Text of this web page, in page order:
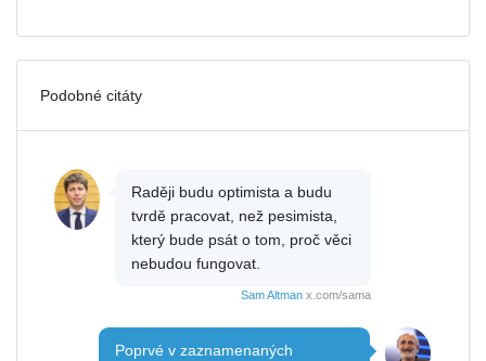
Podobné citáty
Raději budu optimista a budu
tvrdě pracovat, než pesimista,
který bude psát o tom, proč věci
nebudou fungovat.
Sam Altman x.com/sama
Poprvé v zaznamenaných